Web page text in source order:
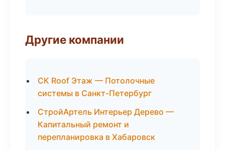
Другие компании
СК Roof Этаж — Потолочные
системы в Санкт-Петербург
СтройАртель Интерьер Дерево —
Капитальный ремонт и
перепланировка в Хабаровск